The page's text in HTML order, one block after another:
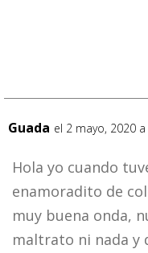
Guada el 2 mayo, 2020
Hola yo cuando
enamoradito de
muy buena onda,
maltrato ni nada y